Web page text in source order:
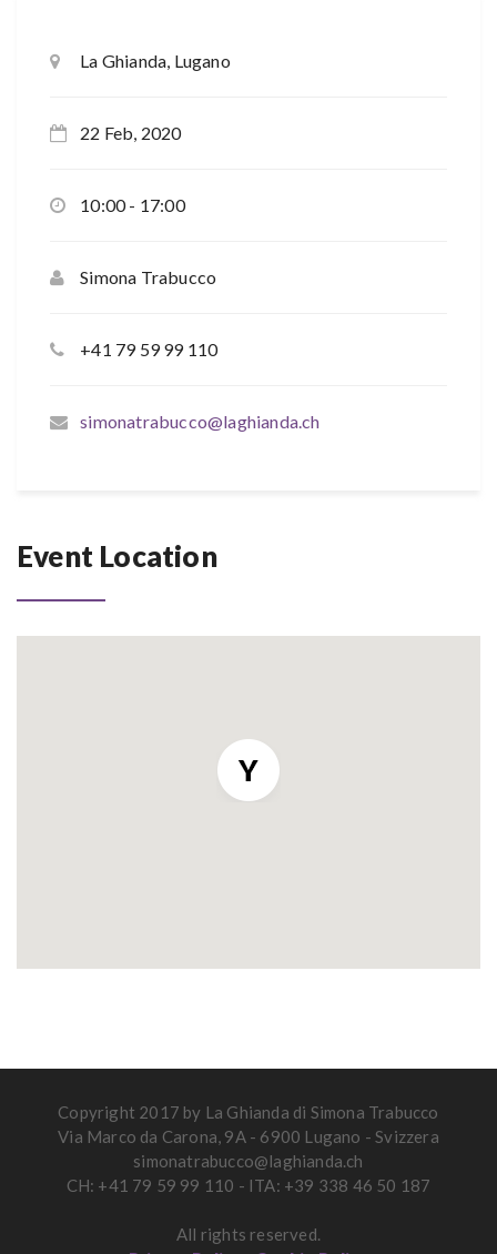
La Ghianda, Lugano
22 Feb, 2020
10:00 - 17:00
Simona Trabucco
+41 79 59 99 110
simonatrabucco@laghianda.ch
Event Location
Copyright 2017 by La Ghianda di Simona Trabucco
Via Marco da Carona, 9A - 6900 Lugano - Svizzera
simonatrabucco@laghianda.ch
CH: +41 79 59 99 110 - ITA: +39 338 46 50 187
All rights reserved.